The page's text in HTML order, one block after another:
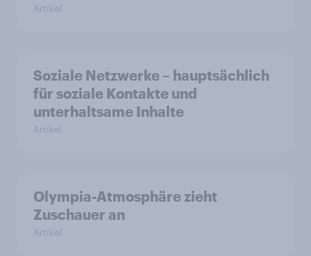
Artikel
Soziale Netzwerke – hauptsächlich
für soziale Kontakte und
unterhaltsame Inhalte
Artikel
Olympia-Atmosphäre zieht
Zuschauer an
Artikel